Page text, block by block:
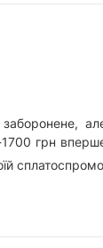
грн